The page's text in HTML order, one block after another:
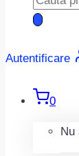
search
Autentificare
0
Nu